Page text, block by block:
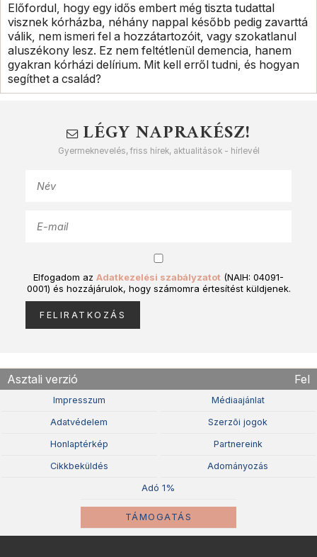
Előfordul, hogy egy idős embert még tiszta tudattal
visznek kórházba, néhány nappal később pedig zavarttá
válik, nem ismeri fel a hozzátartozóit, vagy szokatlanul
aluszékony lesz. Ez nem feltétlenül demencia, hanem
gyakran kórházi delírium. Mit kell erről tudni, és hogyan
segíthet a család?
LÉGY NAPRAKÉSZ!
Gyermeknevelés, friss hírek, aktualitások - hírlevél
Elfogadom az Adatkezelési szabályzatot (NAIH: 04091-
0001) és hozzájárulok, hogy számomra értesítést küldjenek.
Asztali verzió Fel
Impresszum Médiaajánlat
Adatvédelem Szerzõi jogok
Honlaptérkép Partnereink
Cikkbeküldés Adományozás
Adó 1%
TÁMOGATÁS